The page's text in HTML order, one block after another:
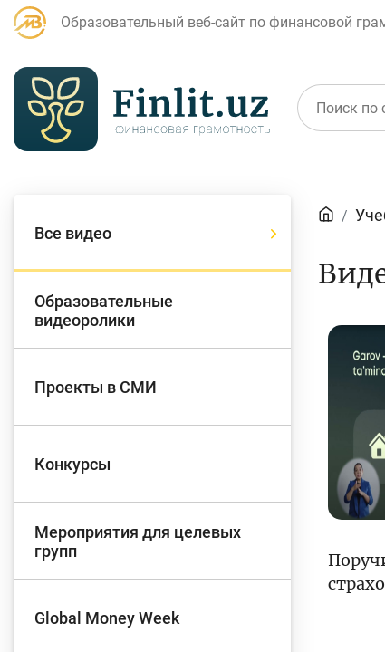
Образовательный веб-сайт по финансовой
агентов
Финансовый рынок
Все видео
Образовательные
видеоролики
Проекты в СМИ
Конкурсы
Мероприятия для целевых
групп
Global Money Week